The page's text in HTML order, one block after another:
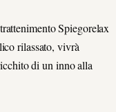
Spiegorelax
rilassato, vivrà
di un inno alla